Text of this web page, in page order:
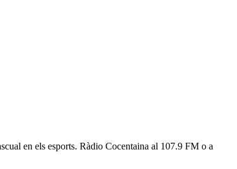
en els esports. Ràdio Cocentaina al 107.9 FM o a